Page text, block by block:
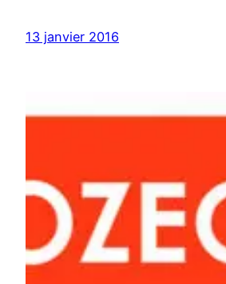
13 janvier 2016